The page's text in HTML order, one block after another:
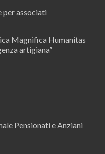
per associati
Magnifica Humanitas
artigiana”
Pensionati e Anziani